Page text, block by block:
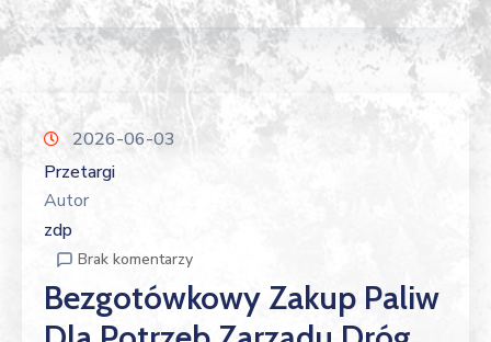
2026-06-03
Przetargi
Autor
zdp
Brak komentarzy
Bezgotówkowy Zakup Paliw